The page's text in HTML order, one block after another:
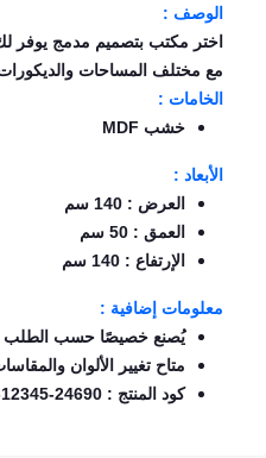
الوصف :
اختر مكتب بتصميم مدمج يوفر
مع مختلف المساحات
الخامات :
خشب MDF
الأبعاد :
العرض : 140 سم
العمق : 50 سم
الإرتفاع : 140 سم
معلومات إضافية :
يُصنع خصيصًا حسب الطلب
متاح تغيير الألوان
كود المنتج : MS-12345-24690